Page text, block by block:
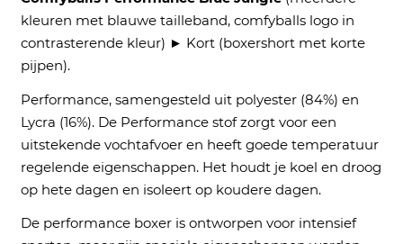
kleuren met blauwe tailleband, comfyballs logo in
contrasterende kleur) ► Kort (boxershort met korte
pijpen).
Performance, samengesteld uit polyester (84%) en
Lycra (16%). De Performance stof zorgt voor een
uitstekende vochtafvoer en heeft goede temperatuur
regelende eigenschappen. Het houdt je koel en droog
op hete dagen en isoleert op koudere dagen.
De performance boxer is ontworpen voor intensief